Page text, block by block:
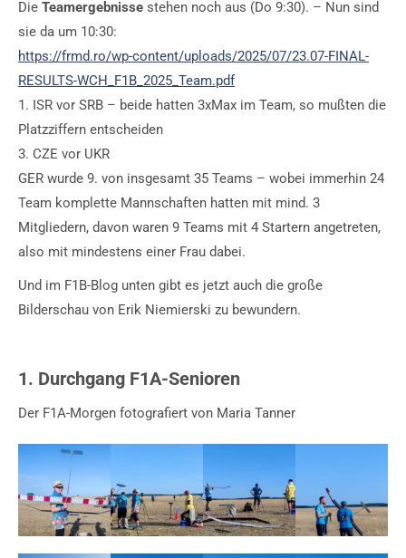
Die Teamergebnisse stehen noch aus (Do 9:30). – Nun sind
sie da um 10:30:
https://frmd.ro/wp-content/uploads/2025/07/23.07-FINAL-
RESULTS-WCH_F1B_2025_Team.pdf
1. ISR vor SRB – beide hatten 3xMax im Team, so mußten die
Platzziffern entscheiden
3. CZE vor UKR
GER wurde 9. von insgesamt 35 Teams – wobei immerhin 24
Team komplette Mannschaften hatten mit mind. 3
Mitgliedern, davon waren 9 Teams mit 4 Startern angetreten,
also mit mindestens einer Frau dabei.
Und im F1B-Blog unten gibt es jetzt auch die große
Bilderschau von Erik Niemierski zu bewundern.
1. Durchgang F1A-Senioren
Der F1A-Morgen fotografiert von Maria Tanner